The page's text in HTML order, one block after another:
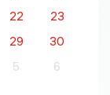
22
23
29
30
5 6